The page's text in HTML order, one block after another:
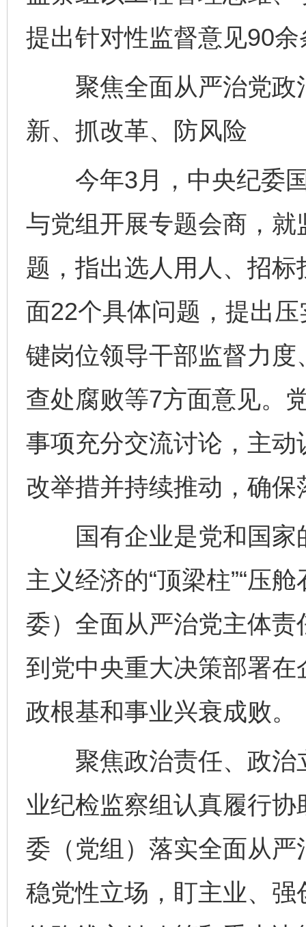
提出针对性监督意见90余
聚焦全面从严治党政
新、抓改革、防风险
今年3月，中央纪委国
与党组开展专题会商，
题，指出选人用人、招
面22个具体问题，提出压
键岗位领导干部监督力
查处腐败等7方面意见。
事项充分交流讨论，主
改举措并持续推动，确保
国有企业是党和国家
主义经济的“顶梁柱”“压
委）全面从严治党主体
到党中央重大决策部署
政根基和事业兴衰成败。
聚焦政治责任、政治
业纪检监察组认真履行
委（党组）落实全面从
稳党性立场，盯主业、